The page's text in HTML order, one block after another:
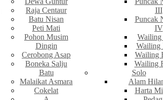
Raja Centaur
Batu Nisan
Peti Mati
Pohon Musim
Dingin
Cerobong Asap
Boneka Salju
Batu
Malaikat Asmara
Cokelat
III
Puncak
IV
Wailing
Wailing
Wailing
Solo
Alam
Harta